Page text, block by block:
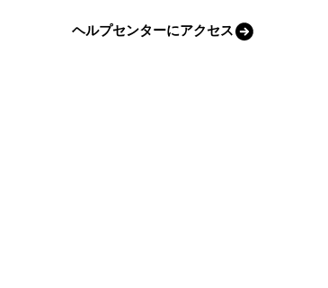
ヘルプセンターにアクセス